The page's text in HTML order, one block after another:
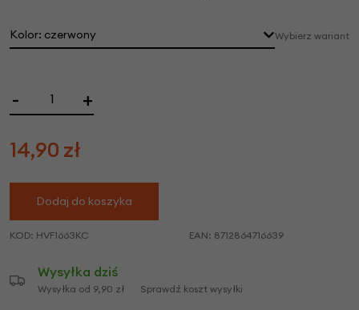
Kolor: czerwony Wybierz wariant
- +
14,90 zł
Dodaj do koszyka
KOD: HVF1663KC EAN: 8712864716639
Wysyłka dziś
Wysyłka od 9,90 zł Sprawdź koszt wysyłki